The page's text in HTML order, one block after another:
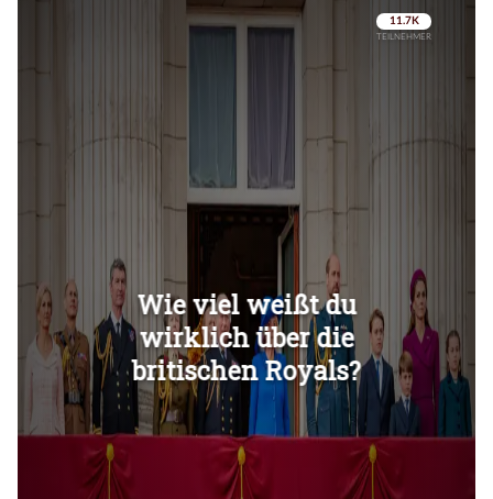
Überspringen